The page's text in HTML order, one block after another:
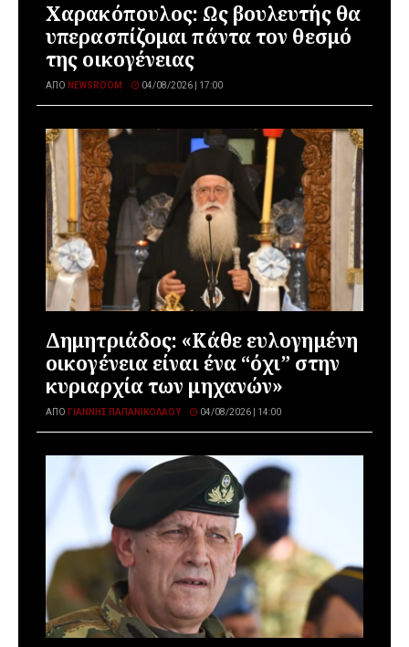
Χαρακόπουλος: Ως βουλευτής θα
υπερασπίζομαι πάντα τον θεσμό
της οικογένειας
ΑΠΌ NEWSROOM 04/08/2026 | 17:00
Δημητριάδος: «Κάθε ευλογημένη
οικογένεια είναι ένα “όχι” στην
κυριαρχία των μηχανών»
ΑΠΌ ΓΙΆΝΝΗΣ ΠΑΠΑΝΙΚΟΛΆΟΥ 04/08/2026 | 14:00